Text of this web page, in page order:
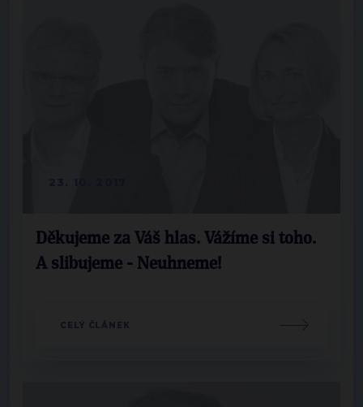
Děkujeme za Váš hlas. Vážíme si toho.
A slibujeme - Neuhneme!
CELÝ ČLÁNEK